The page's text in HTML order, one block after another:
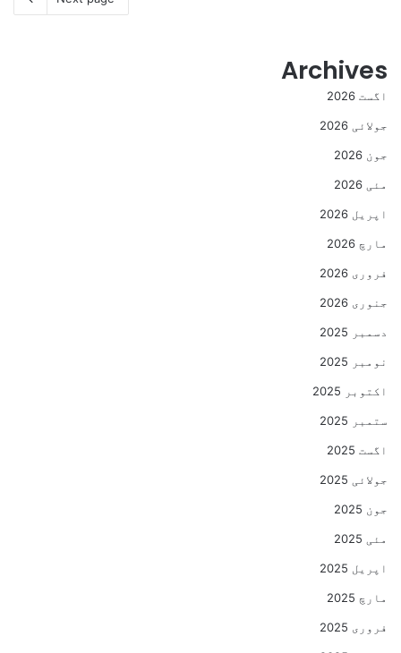
Archives
اگست 2026
جولائی 2026
جون 2026
مئی 2026
اپریل 2026
مارچ 2026
فروری 2026
جنوری 2026
دسمبر 2025
نومبر 2025
اکتوبر 2025
ستمبر 2025
اگست 2025
جولائی 2025
جون 2025
مئی 2025
اپریل 2025
مارچ 2025
فروری 2025